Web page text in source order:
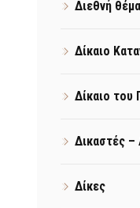
Διεθνή
Δίκαιο
Δίκαιο του
Δικαστές –
Δίκες